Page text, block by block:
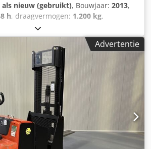
als nieuw (gebruikt), Bouwjaar: 2013,
h, draagvermogen: 1.200 kg,
, brandstoftype:
2.020 mm, Manufacturer + model BT
* Mitrex 2D / Zone 21 Mast 2F2850 ID
Mast 2F2850 Lowered height 2020
mm Capacity 1200 kg Year 2013
; NEW * 24v / 300ah * Bj 2023
CONTRA stapelaar EX uitvoering !!* EX
= ATEX 94 / 9 / EG Gasgroep = IIIB (
Type = 2D ( toegestaan in Zone 21 )
*C )Uitgevoerd met - MAST FFL - 2
verstelbare heftruck lepels
- GESCHIKT voor alle soorten
Advertentie